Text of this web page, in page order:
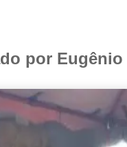
por Eugênio